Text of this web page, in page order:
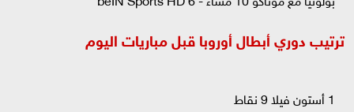
ترتيب دوري أبطال أوروبا قبل مباريات اليوم
1 أستون فيلا 9 نقاط